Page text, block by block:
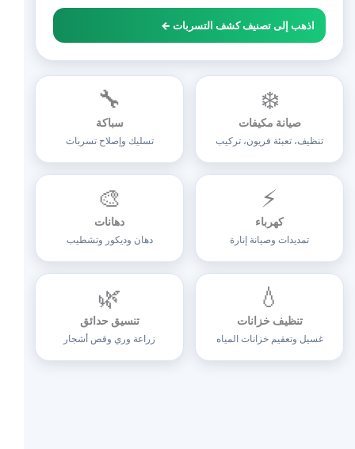
اذهب إلى تصنيف كشف التسربات ←
❄️
صيانة مكيفات
تنظيف، تعبئة فريون، تركيب
🔧
سباكة
تسليك وإصلاح تسربات
⚡
كهرباء
تمديدات وصيانة إنارة
🎨
دهانات
دهان وديكور وتشطيب
💧
تنظيف خزانات
غسيل وتعقيم خزانات المياه
🌿
تنسيق حدائق
زراعة وري وقص أشجار